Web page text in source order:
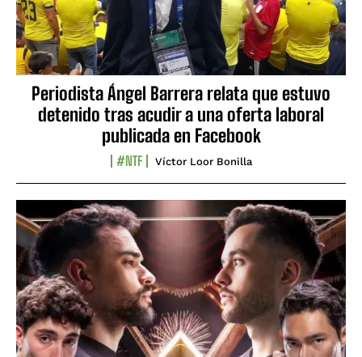
Periodista Ángel Barrera relata que estuvo
detenido tras acudir a una oferta laboral
publicada en Facebook
#NTF Víctor Loor Bonilla